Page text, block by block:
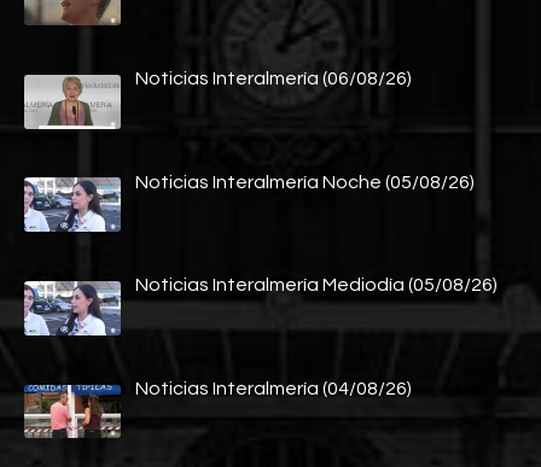
Noticias Interalmería (06/08/26)
Noticias Interalmería Noche (05/08/26)
Noticias Interalmería Mediodía (05/08/26)
Noticias Interalmería (04/08/26)